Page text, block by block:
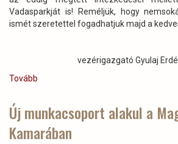
Vadasparkját is! Reméljük, hogy
ismét szeretettel fogadhatjuk majd a
vezérigazgató Gyulaj
Tovább
Közlemény)
Új munkacsoport alakul a
Kamarában